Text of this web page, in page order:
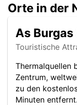
Orte in der
As Burgas
Touristische
Thermalquellen
Zentrum,
zu den
Minuten